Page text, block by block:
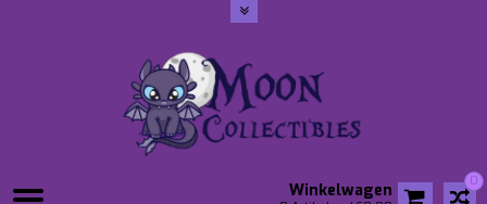
0
Winkelwagen